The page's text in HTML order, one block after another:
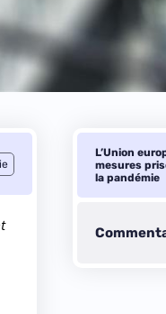
L’Union
mesures
la pandémie